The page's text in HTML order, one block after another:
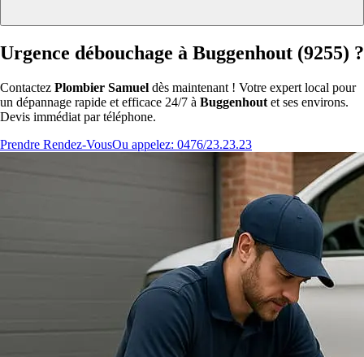
Urgence débouchage à Buggenhout (9255) ?
Contactez Plombier Samuel dès maintenant ! Votre expert local pour
un dépannage rapide et efficace 24/7 à Buggenhout et ses environs.
Devis immédiat par téléphone.
Prendre Rendez-VousOu appelez: 0476/23.23.23